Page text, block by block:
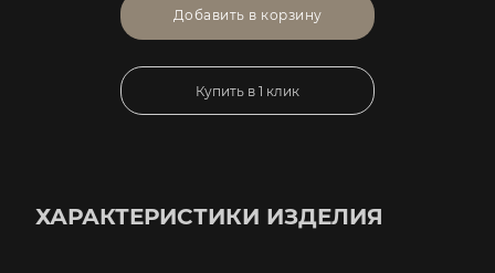
Добавить в корзину
Купить в 1 клик
ХАРАКТЕРИСТИКИ ИЗДЕЛИЯ